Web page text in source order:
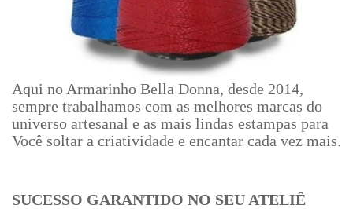
Aqui no Armarinho Bella Donna, desde 2014,
sempre trabalhamos com as melhores marcas do
universo artesanal e as mais lindas estampas para
Você soltar a criatividade e encantar cada vez mais.
SUCESSO GARANTIDO NO SEU ATELIÊ